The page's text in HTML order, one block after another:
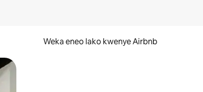
Weka eneo lako kwenye Airbnb